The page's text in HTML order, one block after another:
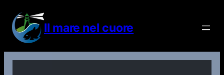
contenuto
Il mare nel cuore